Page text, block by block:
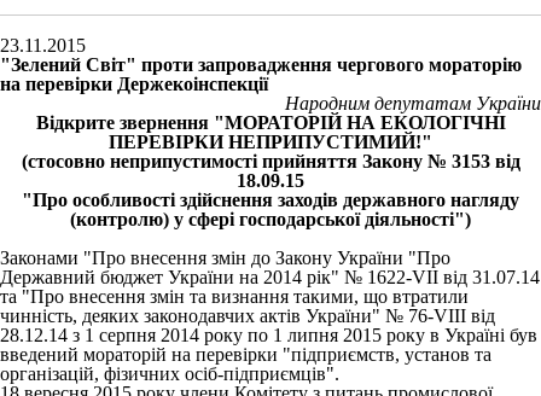
23.11.2015
"Зелений Світ" проти запровадження чергового мораторію
на перевірки Держекоінспекції
Народним депутатам України
Відкрите звернення "МОРАТОРІЙ НА ЕКОЛОГІЧНІ
ПЕРЕВІРКИ НЕПРИПУСТИМИЙ!"
(стосовно неприпустимості прийняття Закону № 3153 від
18.09.15
"Про особливості здійснення заходів державного нагляду
(контролю) у сфері господарської діяльності")
Законами "Про внесення змін до Закону України "Про
Державний бюджет України на 2014 рік" № 1622-VII від 31.07.14
та "Про внесення змін та визнання такими, що втратили
чинність, деяких законодавчих актів України" № 76-VIII від
28.12.14 з 1 серпня 2014 року по 1 липня 2015 року в Україні був
введений мораторій на перевірки "підприємств, установ та
організацій, фізичних осіб-підприємців".